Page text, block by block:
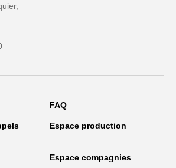
FAQ
Espace production
Espace compagnies